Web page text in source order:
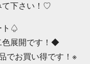
て下さい！♡
ト♤
色展開です！◆
でお買い得です！※